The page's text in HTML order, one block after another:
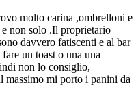
molto carina ,ombrelloni e
non solo .Il proprietario
davvero fatiscenti e al bar
un toast o una una
non lo consiglio,
massimo mi porto i panini da